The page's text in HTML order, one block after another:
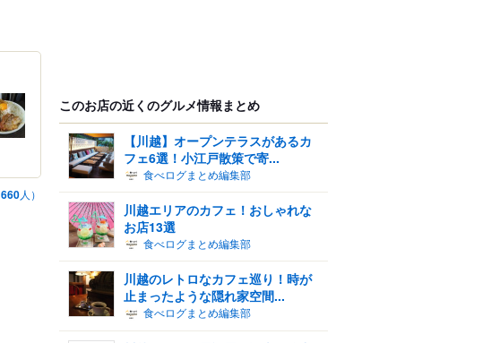
660人）
このお店の近くのグルメ情報まとめ
【川越】オープンテラスがあるカ
フェ6選！小江戸散策で寄...
食べログまとめ編集部
川越エリアのカフェ！おしゃれな
お店13選
食べログまとめ編集部
川越のレトロなカフェ巡り！時が
止まったような隠れ家空間...
食べログまとめ編集部